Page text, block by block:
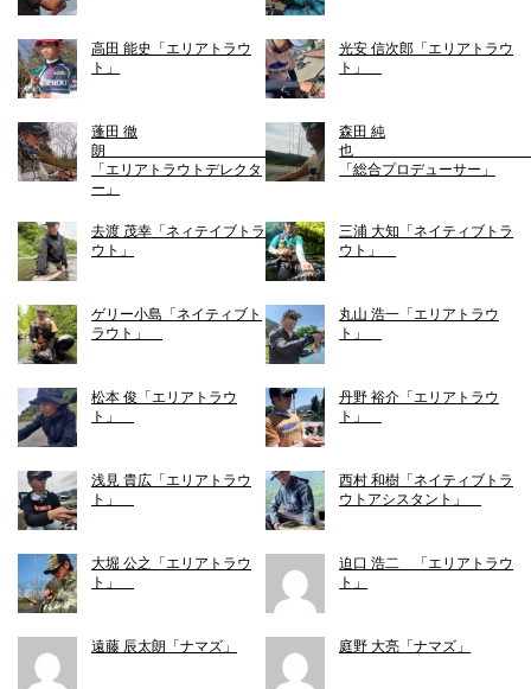
高田 能史「エリアトラウ
ト」
光安 信次郎「エリアトラウ
ト」
蓬田 徹
朗
「エリアトラウトデレクタ
ー」
森田 純
「総合プロデューサー」
去渡 茂幸「ネィテイブトラ
ウト」
三浦 大知「ネイティブトラ
ウト」
ゲリー小島「ネイティブト
ラウト」
丸山 浩一「エリアトラウ
ト」
松本 俊「エリアトラウ
ト」
丹野 裕介「エリアトラウ
ト」
浅見 貴広「エリアトラウ
ト」
西村 和樹「ネイティブトラ
ウトアシスタント」
大堀 公之「エリアトラウ
ト」
迫口 浩二 「エリアトラウ
ト」
遠藤 辰太朗「ナマズ」 庭野 大亮「ナマズ」